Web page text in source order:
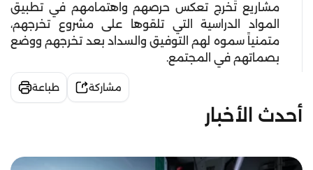
مشاريع تَخرج تعكس حرصهم واهتمامهم في تطبيق
المواد الدراسية التي تلقوها على مشروع تخرجهم،
متمنياً سموه لهم التوفيق والسداد بعد تخرجهم ووضع
بصماتهم في المجتمع.
مشاركة طباعة
أحدث الأخبار